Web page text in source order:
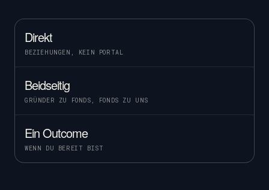
Direkt
BEZIEHUNGEN, KEIN PORTAL
Beidseitig
GRÜNDER ZU FONDS, FONDS ZU UNS
Ein Outcome
WENN DU BEREIT BIST